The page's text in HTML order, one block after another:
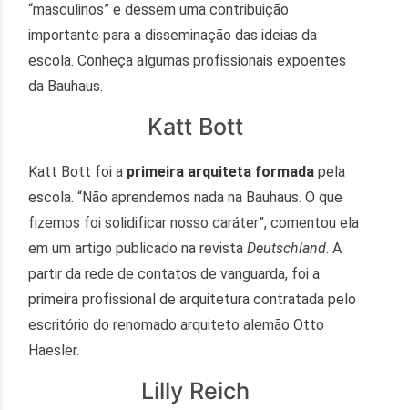
“masculinos” e dessem uma contribuição
importante para a disseminação das ideias da
escola. Conheça algumas profissionais expoentes
da Bauhaus.
Katt Bott
Katt Bott foi a primeira arquiteta formada pela
escola. “Não aprendemos nada na Bauhaus. O que
fizemos foi solidificar nosso caráter”, comentou ela
em um artigo publicado na revistaDeutschland. A
partir da rede de contatos de vanguarda, foi a
primeira profissional de arquitetura contratada pelo
escritório do renomado arquiteto alemão Otto
Haesler.
Lilly Reich